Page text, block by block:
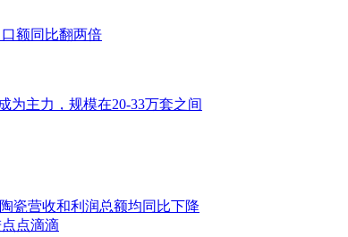
瓷营收和利润总额均同比下降
点滴滴